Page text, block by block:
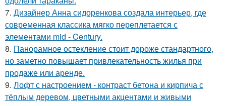
7. Дизайнер Анна сидоренкова создала интерьер, где
современная классика мягко переплетается с
элементами mid - Century.
8. Панорамное остекление стоит дороже стандартного,
но заметно повышает привлекательность жилья при
продаже или аренде.
9. Лофт с настроением - контраст бетона и кирпича с
тёплым деревом, цветными акцентами и живыми